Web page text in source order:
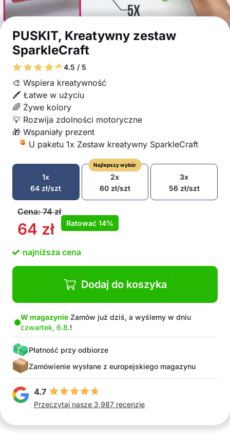
PUSKIT, Kreatywny zestaw
SparkleCraft
4.5 / 5
🎨 Wspiera kreatywność
🖍️ Łatwe w użyciu
🌈 Żywe kolory
💡 Rozwija zdolności motoryczne
🎁 Wspaniały prezent
U paketu 1x Zestaw kreatywny SparkleCraft
1x
64 zł/szt
Najlepszy wybór
2x
60 zł/szt
3x
56 zł/szt
Cena:74zł
64 zł Ratować 14%
najniższa cena
Dodaj do koszyka
W magazynie Zamów już dziś, a wyślemy w dniu
czwartek, 6.8.!
Płatność przy odbiorze
Zamówienie wysłane z europejskiego magazynu
4.7
Przeczytaj nasze 3,987 recenzje